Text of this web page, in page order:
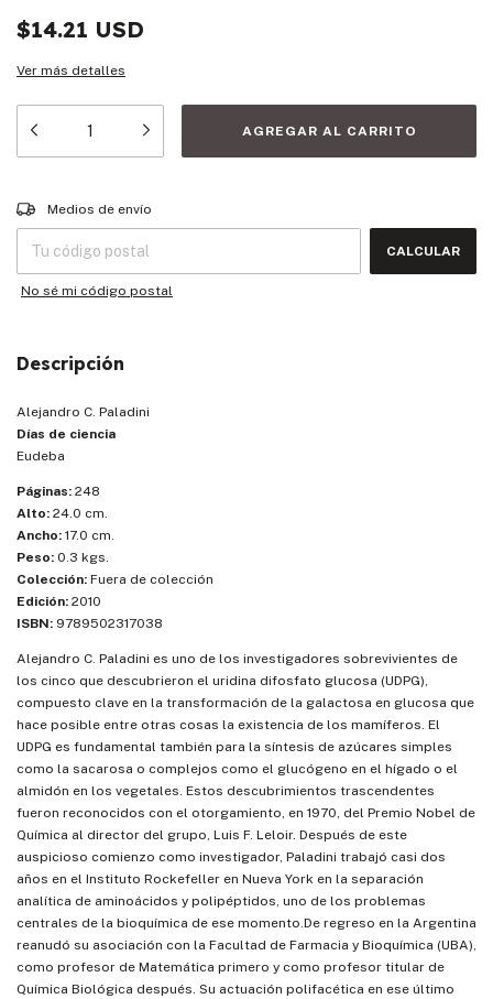
$14.21 USD
Ver más detalles
Entregas para el CP:
Medios de envío
CALCULAR
No sé mi código postal
Descripción
Alejandro C. Paladini
Días de ciencia
Eudeba
Páginas: 248
Alto: 24.0 cm.
Ancho: 17.0 cm.
Peso: 0.3 kgs.
Colección: Fuera de colección
Edición: 2010
ISBN: 9789502317038
Alejandro C. Paladini es uno de los investigadores sobrevivientes de
los cinco que descubrieron el uridina difosfato glucosa (UDPG),
compuesto clave en la transformación de la galactosa en glucosa que
hace posible entre otras cosas la existencia de los mamíferos. El
UDPG es fundamental también para la síntesis de azúcares simples
como la sacarosa o complejos como el glucógeno en el hígado o el
almidón en los vegetales. Estos descubrimientos trascendentes
fueron reconocidos con el otorgamiento, en 1970, del Premio Nobel de
Química al director del grupo, Luis F. Leloir. Después de este
auspicioso comienzo como investigador, Paladini trabajó casi dos
años en el Instituto Rockefeller en Nueva York en la separación
analítica de aminoácidos y polipéptidos, uno de los problemas
centrales de la bioquímica de ese momento.De regreso en la Argentina
reanudó su asociación con la Facultad de Farmacia y Bioquímica (UBA),
como profesor de Matemática primero y como profesor titular de
Química Biológica después. Su actuación polifacética en ese último